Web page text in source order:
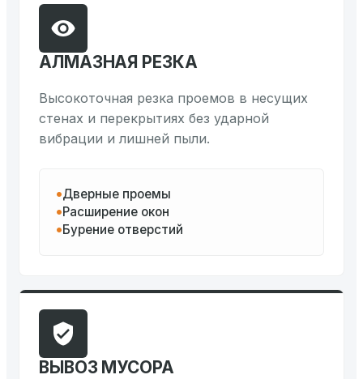
АЛМАЗНАЯ РЕЗКА
Высокоточная резка проемов в несущих
стенах и перекрытиях без ударной
вибрации и лишней пыли.
Дверные проемы
Расширение окон
Бурение отверстий
ВЫВОЗ МУСОРА